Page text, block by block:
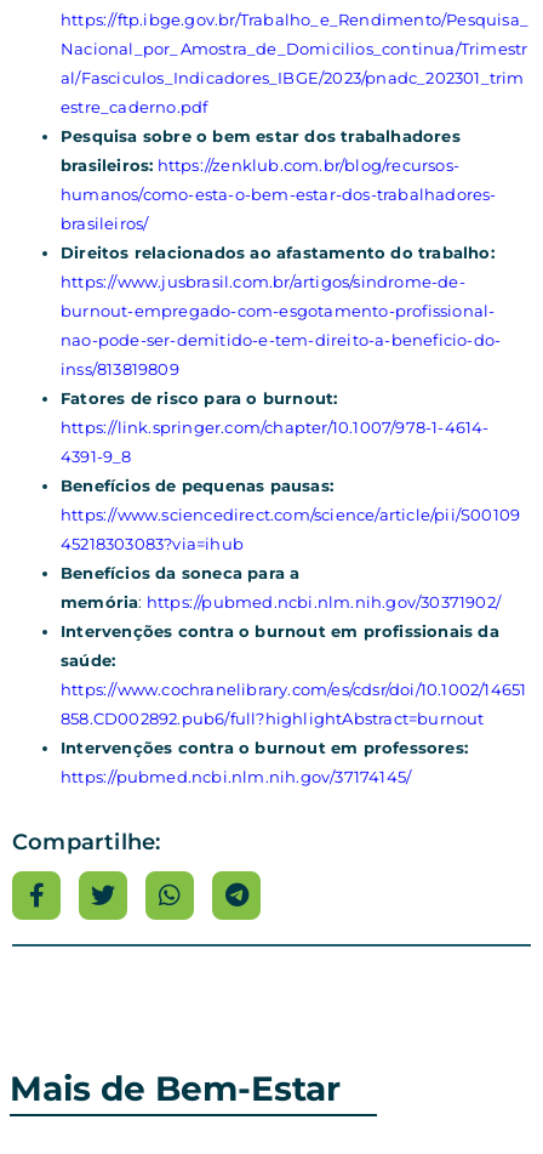
https://ftp.ibge.gov.br/Trabalho_e_Rendimento/Pesquisa_
Nacional_por_Amostra_de_Domicilios_continua/Trimestr
al/Fasciculos_Indicadores_IBGE/2023/pnadc_202301_trim
estre_caderno.pdf
Pesquisa sobre o bem estar dos trabalhadores
brasileiros: https://zenklub.com.br/blog/recursos-
humanos/como-esta-o-bem-estar-dos-trabalhadores-
brasileiros/
Direitos relacionados ao afastamento do trabalho:
https://www.jusbrasil.com.br/artigos/sindrome-de-
burnout-empregado-com-esgotamento-profissional-
nao-pode-ser-demitido-e-tem-direito-a-beneficio-do-
inss/813819809
Fatores de risco para o burnout:
https://link.springer.com/chapter/10.1007/978-1-4614-
4391-9_8
Benefícios de pequenas pausas:
https://www.sciencedirect.com/science/article/pii/S00109
45218303083?via=ihub
Benefícios da soneca para a
memória: https://pubmed.ncbi.nlm.nih.gov/30371902/
Intervenções contra o burnout em profissionais da
saúde:
https://www.cochranelibrary.com/es/cdsr/doi/10.1002/14651
858.CD002892.pub6/full?highlightAbstract=burnout
Intervenções contra o burnout em professores:
https://pubmed.ncbi.nlm.nih.gov/37174145/
Compartilhe:
Mais de Bem-Estar